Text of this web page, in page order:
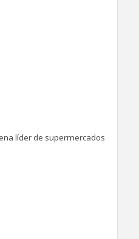
líder de supermercados